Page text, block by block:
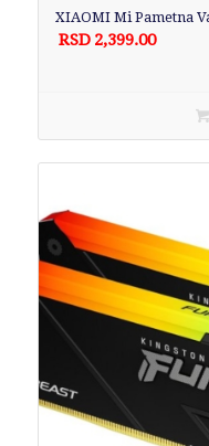
XIAOMI Mi Pametna
RSD 2,399.00